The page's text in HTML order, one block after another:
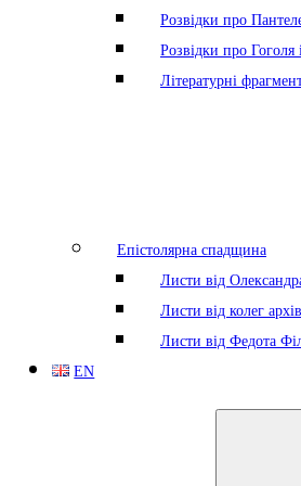
Розвідки про
Розвідки про Гоголя
Літературні
Епістолярна спадщина
Листи від
Листи від колег
Листи від Федота
EN